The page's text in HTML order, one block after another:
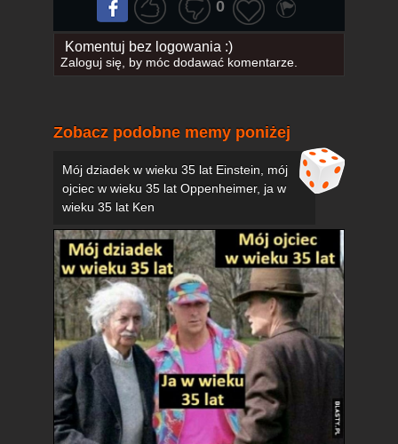
0
Komentuj bez logowania :)
Zaloguj się, by móc dodawać komentarze.
Zobacz podobne memy poniżej
Mój dziadek w wieku 35 lat Einstein, mój
ojciec w wieku 35 lat Oppenheimer, ja w
wieku 35 lat Ken